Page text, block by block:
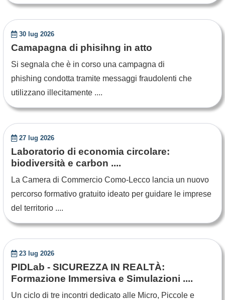
30 lug 2026
Camapagna di phisihng in atto
Si segnala che è in corso una campagna di
phishing condotta tramite messaggi fraudolenti che
utilizzano illecitamente ....
27 lug 2026
Laboratorio di economia circolare:
biodiversità e carbon ....
La Camera di Commercio Como-Lecco lancia un nuovo
percorso formativo gratuito ideato per guidare le imprese
del territorio ....
23 lug 2026
PIDLab - SICUREZZA IN REALTÀ:
Formazione Immersiva e Simulazioni ....
Un ciclo di tre incontri dedicato alle Micro, Piccole e